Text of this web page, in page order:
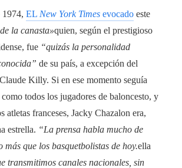
1974, EL New York Times evocado este
la canasta»quien, según el prestigioso
fue “quizás la personalidad
de su país, a excepción del
Killy. Si en ese momento seguía
todos los jugadores de baloncesto, y
atletas franceses, Jacky Chazalon era,
estrella. “La prensa habla mucho de
más que los basquetbolistas de hoy.ella
transmitimos canales nacionales, sin